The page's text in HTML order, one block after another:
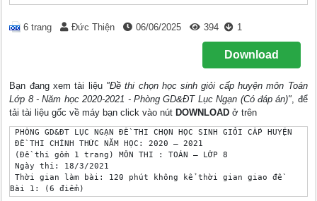
6 trang Đức Thiện 06/06/2025 394 1
Download
Bạn đang xem tài liệu "Đề thi chọn học sinh giỏi cấp huyện môn Toán
Lớp 8 - Năm học 2020-2021 - Phòng GD&ĐT Lục Ngạn (Có đáp án)", để
tải tài liệu gốc về máy bạn click vào nút DOWNLOAD ở trên
PHÒNG GD&ĐT LỤC NGẠN ĐỀ THI CHỌN HỌC SINH GIỎI CẤP HUYỆN
ĐỀ THI CHÍNH THỨC NĂM HỌC: 2020 – 2021
(Đề thi gồm 1 trang) MÔN THI : TOÁN – LỚP 8
Ngày thi: 18/3/2021
Thời gian làm bài: 120 phút không kể thời gian giao đề
Bài 1: (6 điểm)